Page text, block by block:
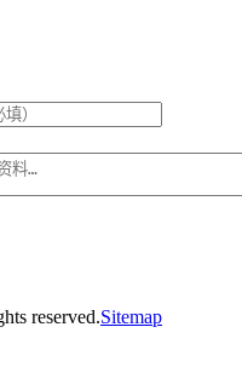
reserved.Sitemap